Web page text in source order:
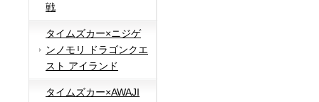
戦
タイムズカー×ニジゲ
ンノモリ ドラゴンクエ
スト アイランド
タイムズカー×AWAJI